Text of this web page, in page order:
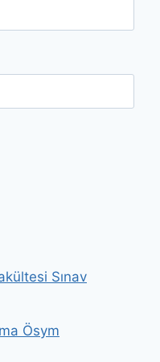
Sınav
Ösym